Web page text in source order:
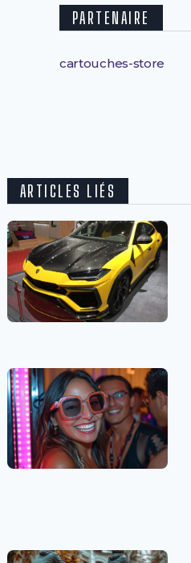
PARTENAIRE
cartouches-store
ARTICLES LIÉS